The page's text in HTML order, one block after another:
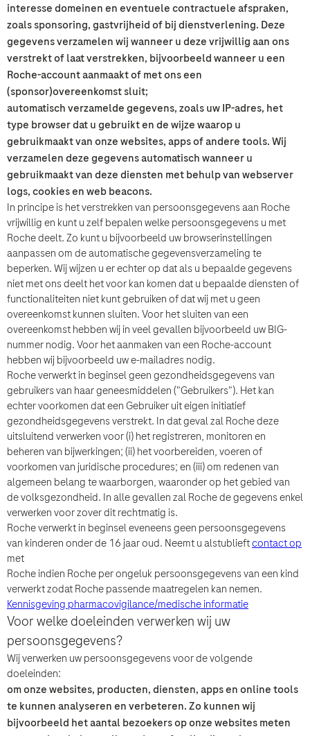
interesse domeinen en eventuele contractuele afspraken,
zoals sponsoring, gastvrijheid of bij dienstverlening. Deze
gegevens verzamelen wij wanneer u deze vrijwillig aan ons
verstrekt of laat verstrekken, bijvoorbeeld wanneer u een
Roche-account aanmaakt of met ons een
(sponsor)overeenkomst sluit;
automatisch verzamelde gegevens, zoals uw IP-adres, het
type browser dat u gebruikt en de wijze waarop u
gebruikmaakt van onze websites, apps of andere tools. Wij
verzamelen deze gegevens automatisch wanneer u
gebruikmaakt van deze diensten met behulp van webserver
logs, cookies en web beacons.
In principe is het verstrekken van persoonsgegevens aan Roche
vrijwillig en kunt u zelf bepalen welke persoonsgegevens u met
Roche deelt. Zo kunt u bijvoorbeeld uw browserinstellingen
aanpassen om de automatische gegevensverzameling te
beperken. Wij wijzen u er echter op dat als u bepaalde gegevens
niet met ons deelt het voor kan komen dat u bepaalde diensten of
functionaliteiten niet kunt gebruiken of dat wij met u geen
overeenkomst kunnen sluiten. Voor het sluiten van een
overeenkomst hebben wij in veel gevallen bijvoorbeeld uw BIG-
nummer nodig. Voor het aanmaken van een Roche-account
hebben wij bijvoorbeeld uw e-mailadres nodig.
Roche verwerkt in beginsel geen gezondheidsgegevens van
gebruikers van haar geneesmiddelen ("Gebruikers"). Het kan
echter voorkomen dat een Gebruiker uit eigen initiatief
gezondheidsgegevens verstrekt. In dat geval zal Roche deze
uitsluitend verwerken voor (i) het registreren, monitoren en
beheren van bijwerkingen; (ii) het voorbereiden, voeren of
voorkomen van juridische procedures; en (iii) om redenen van
algemeen belang te waarborgen, waaronder op het gebied van
de volksgezondheid. In alle gevallen zal Roche de gegevens enkel
verwerken voor zover dit rechtmatig is.
Roche verwerkt in beginsel eveneens geen persoonsgegevens
van kinderen onder de 16 jaar oud. Neemt u alstublieftcontact op
met
Roche indien Roche per ongeluk persoonsgegevens van een kind
verwerkt zodat Roche passende maatregelen kan nemen.
Kennisgeving pharmacovigilance/medische informatie
Voor welke doeleinden verwerken wij uw
persoonsgegevens?
Wij verwerken uw persoonsgegevens voor de volgende
doeleinden:
om onze websites, producten, diensten, apps en online tools
te kunnen analyseren en verbeteren. Zo kunnen wij
bijvoorbeeld het aantal bezoekers op onze websites meten
Ook bent u zich ervan bewust dat Roche [F. Hoffmann-La-Roche Ltd] een
wettelijke verplichting heeft om een ​​bijwerking te melden waarvoor uw
gegevens in overeenstemming met de specifieke GVP (farmacovigilantie)
wetgeving zullen worden verwerkt, zoals beschreven in hetprivacybeleid
met betrekking tot farmacovigilantie.
Uw gegevens zullen niet worden gebruikt voor andere doeleinden.
Let op: dit formulier is niet bedoeld om de bijwerkingen van Roche
producten te melden. Indien u bijwerkingen wilt melden kunt u contact
opnemen met de afdeling Drug Safety & Medical Information van Roche
Nederland B.V., telefoonnummer 0348-438000 of
klik hier
contactformulier. U kunt ook bijwerkingen melden via www.lareb.nl.
Door bijwerkingen te melden, kunt u ons helpen meer informatie te
verkrijgen over de veiligheid van onze geneesmiddelen.
De door u ingevulde gegevens zullen door ons worden verwerkt
zoals beschreven in onze privacy policy en kennisgeving
pharmacovigilance/medische informatie. Hiervoor geef ik
toestemming.
Accepteren en verzenden